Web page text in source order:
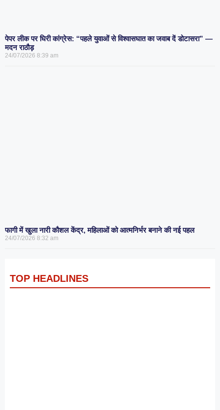
पेपर लीक पर घिरी कांग्रेस: “पहले युवाओं से विश्वासघात का जवाब दें डोटासरा” —
मदन राठौड़
24/07/2026 8:39 am
फागी में खुला नारी कौशल केंद्र, महिलाओं को आत्मनिर्भर बनाने की नई पहल
24/07/2026 8:32 am
TOP HEADLINES